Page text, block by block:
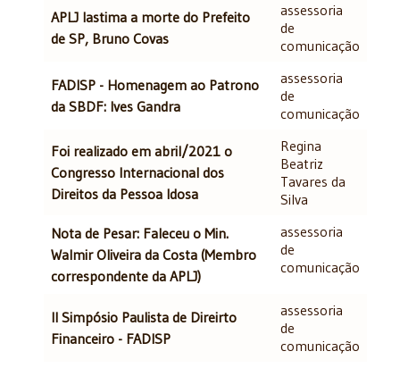
Título Autor
APLJ lastima a morte do Prefeito
de SP, Bruno Covas
assessoria
de
comunicação
FADISP - Homenagem ao Patrono
da SBDF: Ives Gandra
assessoria
de
comunicação
Foi realizado em abril/2021 o
Congresso Internacional dos
Direitos da Pessoa Idosa
Regina
Beatriz
Tavares da
Silva
Nota de Pesar: Faleceu o Min.
Walmir Oliveira da Costa (Membro
correspondente da APLJ)
assessoria
de
comunicação
II Simpósio Paulista de Direirto
Financeiro - FADISP
assessoria
de
comunicação